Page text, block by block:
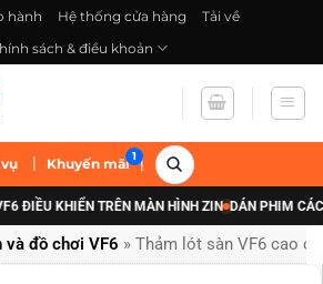
hành Hệ thống cửa hàng
Tải về
sách & điều khoản
| Khuyến mãi |
TRÊN MÀN HÌNH ZIN DÁN PHIM CÁCH
và đồ chơi VF6 » Thảm lót sàn VF6 cao